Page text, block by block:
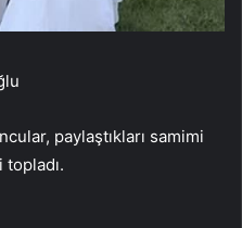
paylaştıkları samimi